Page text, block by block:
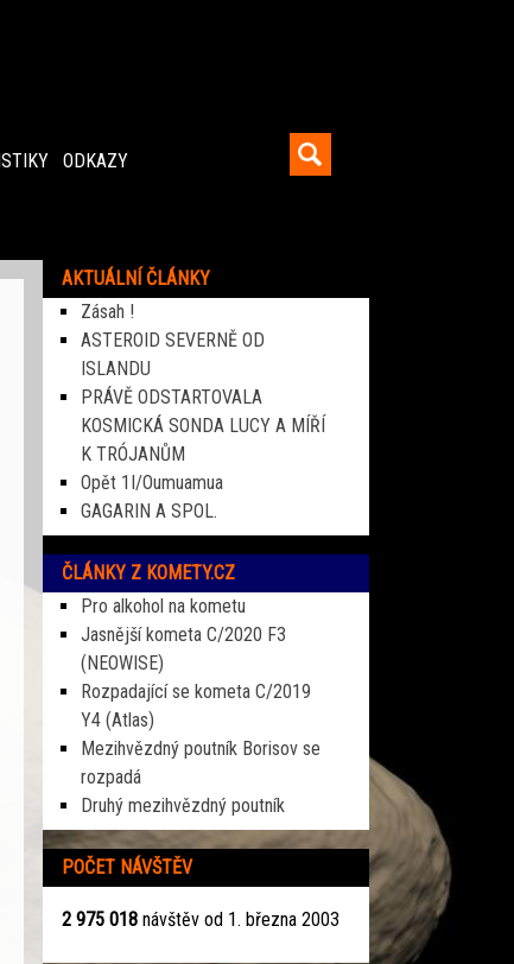
ODKAZY
AKTUÁLNÍ ČLÁNKY
Zásah !
ASTEROID SEVERNĚ OD
ISLANDU
PRÁVĚ ODSTARTOVALA
KOSMICKÁ SONDA LUCY A MÍŘÍ
K TRÓJANŮM
Opět 1I/Oumuamua
GAGARIN A SPOL.
ČLÁNKY Z KOMETY.CZ
Pro alkohol na kometu
Jasnější kometa C/2020 F3
(NEOWISE)
Rozpadající se kometa C/2019
Y4 (Atlas)
Mezihvězdný poutník Borisov se
rozpadá
Druhý mezihvězdný poutník
POČET NÁVŠTĚV
2 975 018 návštěv od 1. března 2003